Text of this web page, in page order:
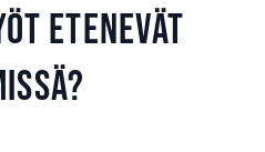
etenevät